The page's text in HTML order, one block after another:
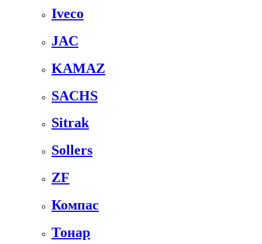
Iveco
JAC
KAMAZ
SACHS
Sitrak
Sollers
ZF
Компас
Тонар